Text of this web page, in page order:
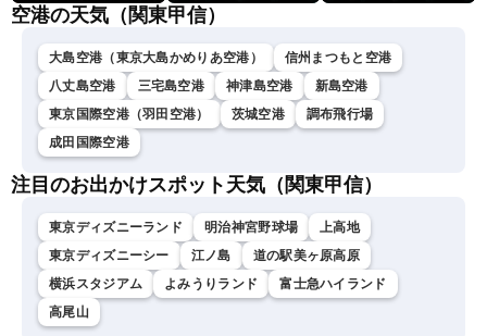
空港の天気（関東甲信）
大島空港（東京大島かめりあ空港）
信州まつもと空港
八丈島空港
三宅島空港 神津島空港
新島空港
東京国際空港（羽田空港）
茨城空港
調布飛行場
成田国際空港
注目のお出かけスポット天気（関東甲信）
東京ディズニーランド 明治神宮野球場
上高地
東京ディズニーシー
江ノ島
道の駅美ヶ原高原
横浜スタジアム
よみうりランド
富士急ハイランド
高尾山